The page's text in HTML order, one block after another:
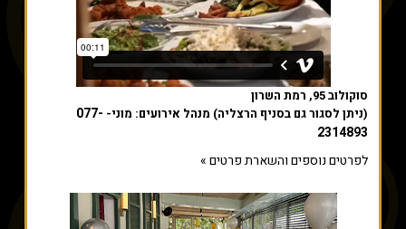
סוקולוב 95, רמת השרון
(ניתן לסגור גם בסניף הרצליה) מנהל אירועים: מוני- 077-
2314893
לפרטים נוספים והשארת פרטים »